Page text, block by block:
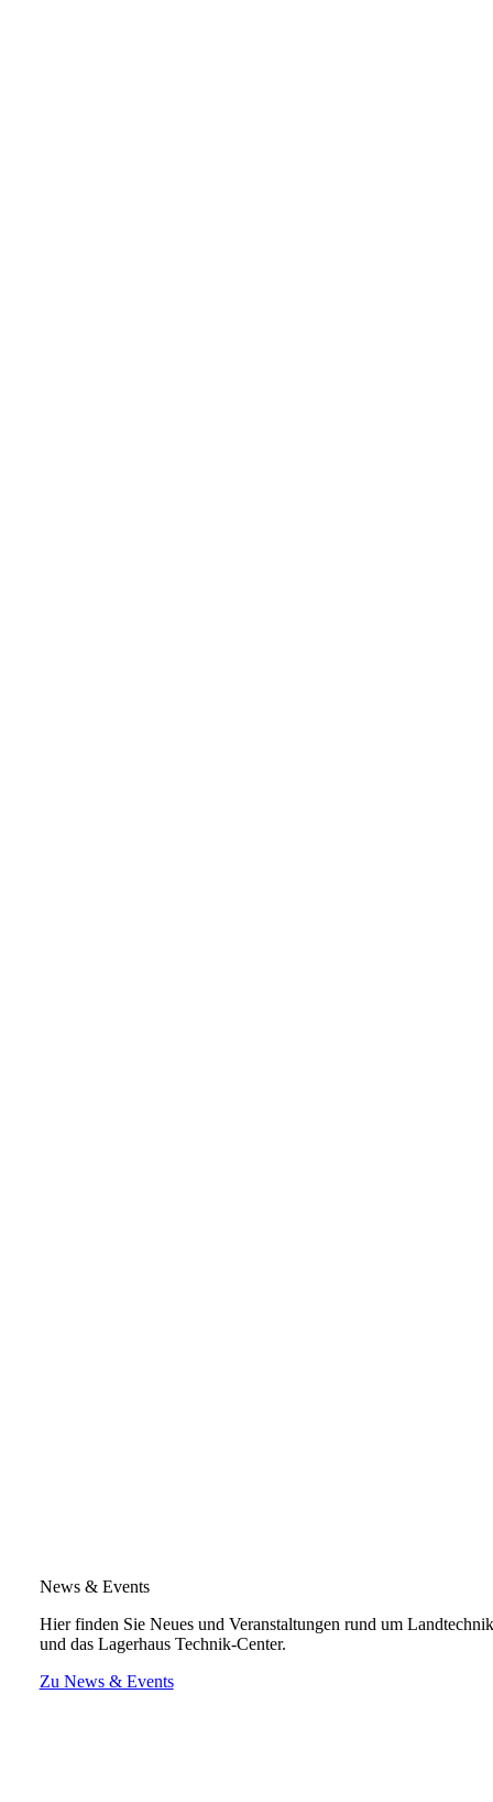
News & Events
Hier finden Sie Neues und Veranstaltungen rund um Landtechnik
und das Lagerhaus Technik-Center.
Zu News & Events